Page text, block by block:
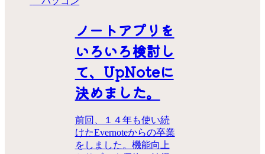
ノートアプリを
いろいろ検討し
て、UpNoteに
決めました。
前回、１４年も使い続
けたEvernoteからの卒業
をしました。機能向上